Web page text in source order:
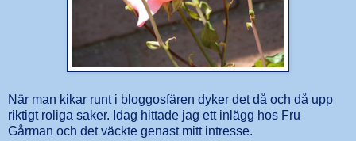
När man kikar runt i bloggosfären dyker det då och då upp
riktigt roliga saker. Idag hittade jag ett inlägg hos Fru
Gårman och det väckte genast mitt intresse.